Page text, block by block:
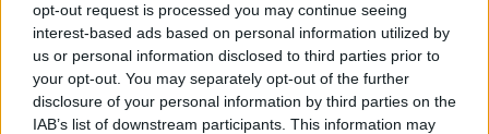
opt-out request is processed you may continue seeing
interest-based ads based on personal information utilized by
us or personal information disclosed to third parties prior to
your opt-out. You may separately opt-out of the further
disclosure of your personal information by third parties on the
IAB’s list of downstream participants. This information may
Στην επιχείρηση συμμετείχαν στελέχη του
Λιμενικού Σώματος της Ελληνικής
Ακτοφυλακής και της Πυροσβεστικής
Υπηρεσίας.